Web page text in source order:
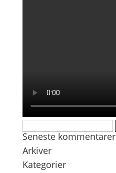
efter:
Seneste kommentarer
Arkiver
Kategorier